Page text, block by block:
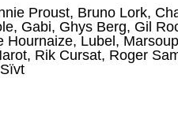
Proust, Bruno Lork,
, Gabi, Ghys Berg, Gil
Hournaize, Lubel , Marsoup
, Rik Cursat, Roger
Sïvt